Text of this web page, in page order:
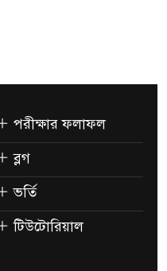
পরীক্ষার ফলাফল
ব্লগ
ভর্তি
টিউটোরিয়াল